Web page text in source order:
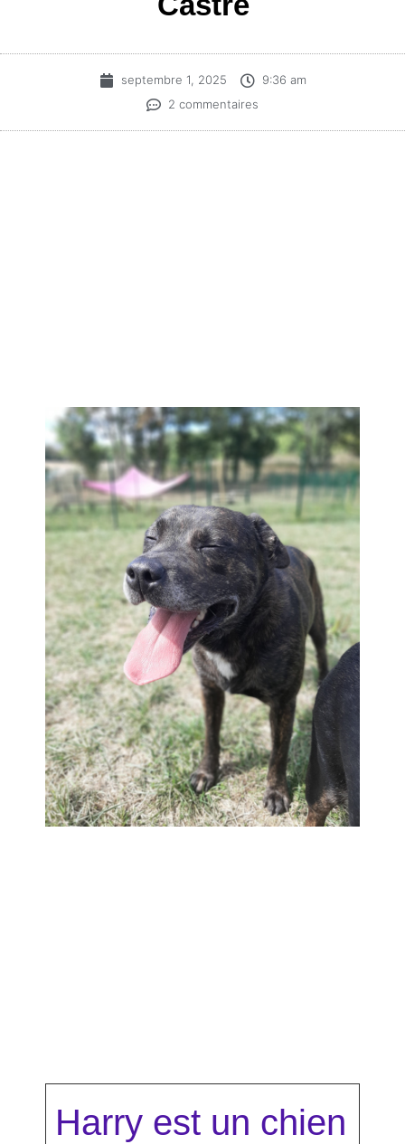
septembre 1, 2025
9:36 am
2 commentaires
Harry est un chien